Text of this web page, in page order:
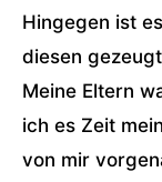
Hingegen ist
diesen
Meine Eltern
ich es Zeit
von mir